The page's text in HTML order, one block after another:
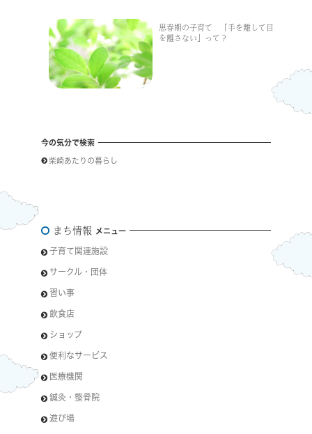
思春期の子育て 「手を離して目
を離さない」って？
今の気分で検索
柴崎あたりの暮らし
まち情報 メニュー
子育て関連施設
サークル・団体
習い事
飲食店
ショップ
便利なサービス
医療機関
鍼灸・整骨院
遊び場